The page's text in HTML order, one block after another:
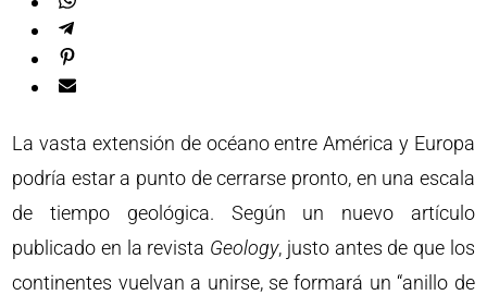
La vasta extensión de océano entre América y Europa
podría estar a punto de cerrarse pronto, en una escala
de tiempo geológica. Según un nuevo artículo
publicado en la revista Geology, justo antes de que los
continentes vuelvan a unirse, se formará un “anillo de